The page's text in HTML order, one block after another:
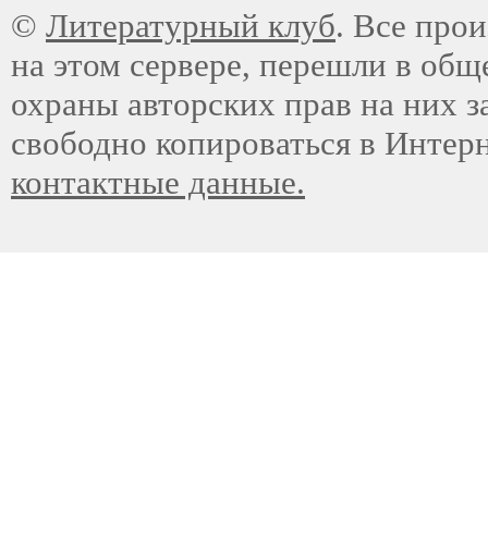
© Литературный клуб. Все
на этом сервере, перешли в
охраны авторских прав на них
свободно копироваться в
контактные данные.